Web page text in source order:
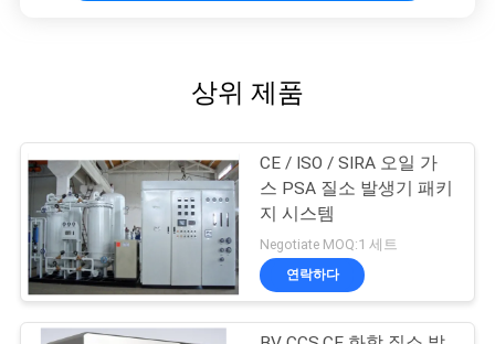
상위 제품
CE / ISO / SIRA 오일 가
스 PSA 질소 발생기 패키
지 시스템
Negotiate MOQ:1 세트
연락하다